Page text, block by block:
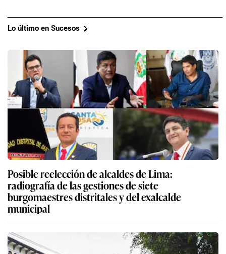
Lo último en Sucesos
Posible reelección de alcaldes de Lima:
radiografía de las gestiones de siete
burgomaestres distritales y del exalcalde
municipal